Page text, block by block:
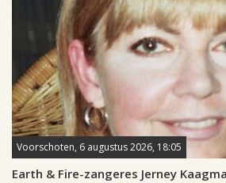
Voorschoten, 6 augustus 2026, 18:05
Earth & Fire-zangeres Jerney